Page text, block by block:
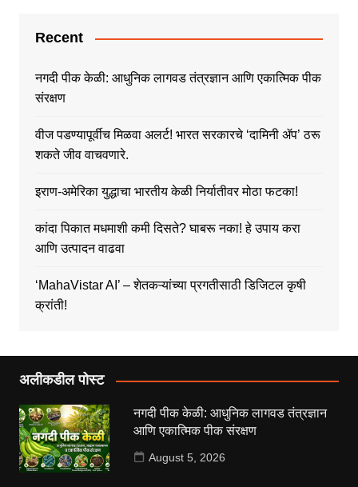
Recent
नगदी पीक केळी: आधुनिक लागवड तंत्रज्ञान आणि एकात्मिक पीक
संरक्षण
वीज पडण्यापूर्वीच मिळवा अलर्ट! भारत सरकारचे ‘दामिनी ॲप’ ठरू
शकते जीव वाचवणारे.
इराण-अमेरिका युद्धाचा भारतीय केळी निर्यातीवर मोठा फटका!
कांदा पिकात मधमाशी कमी दिसते? घाबरू नका! हे उपाय करा
आणि उत्पादन वाढवा
‘MahaVistar AI’ – शेतकऱ्यांच्या प्रगतीसाठी डिजिटल कृषी
क्रांती!
अलीकडील पोस्ट
नगदी पीक केळी: आधुनिक लागवड तंत्रज्ञान
आणि एकात्मिक पीक संरक्षण
August 5, 2026